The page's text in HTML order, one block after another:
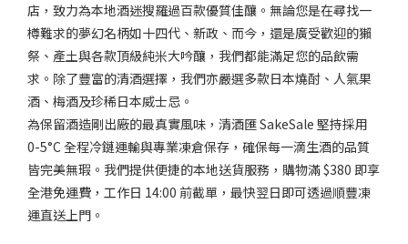
店，致力為本地酒迷搜羅過百款優質佳釀。無論您是在尋找一
樽難求的夢幻名柄如十四代、新政、而今，還是廣受歡迎的獺
祭、產土與各款頂級純米大吟釀，我們都能滿足您的品飲需
求。除了豐富的清酒選擇，我們亦嚴選多款日本燒酎、人氣果
酒、梅酒及珍稀日本威士忌。
為保留酒造剛出廠的最真實風味，清酒匯 SakeSale 堅持採用
0-5°C 全程冷鏈運輸與專業凍倉保存，確保每一滴生酒的品質
皆完美無瑕。我們提供便捷的本地送貨服務，購物滿 $380 即享
全港免運費，工作日 14:00 前截單，最快翌日即可透過順豐凍
運直送上門。